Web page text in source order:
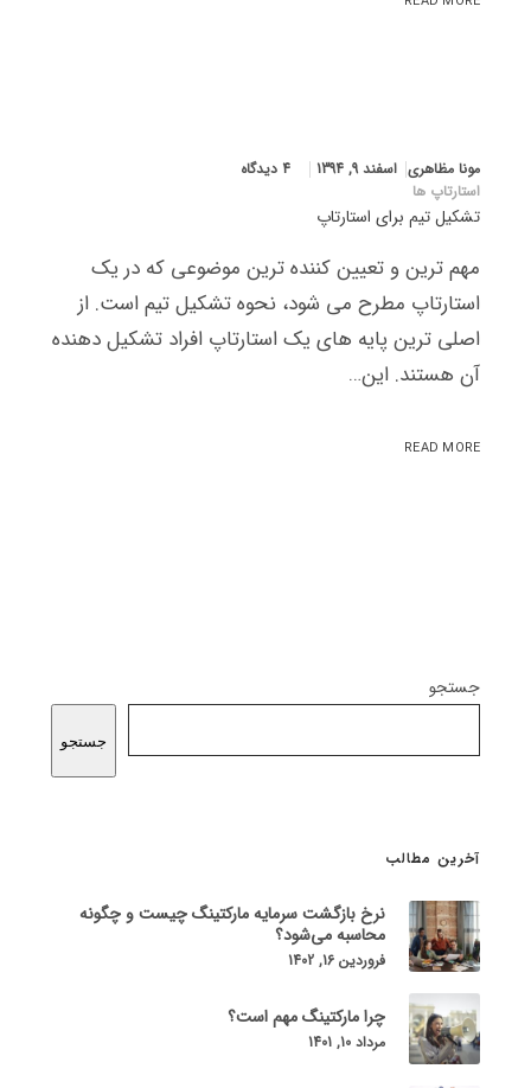
مونا مظاهری اسفند 9, 1394
4 دیدگاه
استارتاپ ها
تشکیل تیم برای استارتاپ
مهم ترین و تعیین کننده ترین موضوعی که در یک
استارتاپ مطرح می شود، نحوه تشکیل تیم است. از
اصلی ترین پایه های یک استارتاپ افراد تشکیل دهنده
آن هستند. این…
READ MORE
جستجو
جستجو
آخرین مطالب
نرخ بازگشت سرمایه مارکتینگ چیست و چگونه
محاسبه می‌شود؟
فروردین 16, 1402
چرا مارکتینگ مهم است؟
مرداد 10, 1401